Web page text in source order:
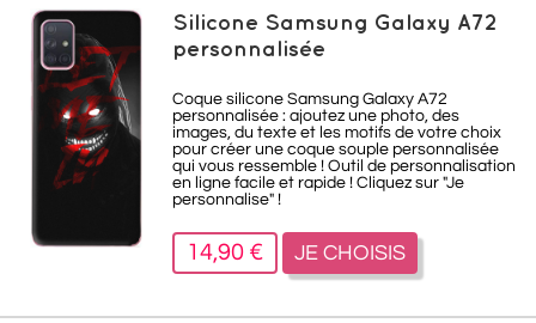
Silicone Samsung Galaxy A72
personnalisée
Coque silicone Samsung Galaxy A72
personnalisée : ajoutez une photo, des
images, du texte et les motifs de votre choix
pour créer une coque souple personnalisée
qui vous ressemble ! Outil de personnalisation
en ligne facile et rapide ! Cliquez sur "Je
personnalise" !
14,90 € JE CHOISIS